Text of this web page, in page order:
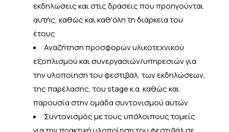
εκδηλώσεις και στις δράσεις που προηγούνται
αυτής, καθώς και καθ'όλη τη διάρκεια του
έτους
Αναζήτηση προσφορών υλικοτεχνικού
εξοπλισμού και συνεργασιών/υπηρεσιών για
την υλοποίηση του φεστιβάλ, των εκδηλώσεων,
της παρέλασης, του stage κ.α. καθώς και
παρουσία στην ομάδα συντονισμού αυτών
Συντονισμός με τους υπόλοιπους τομείς